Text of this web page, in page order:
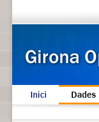
Inici Dades